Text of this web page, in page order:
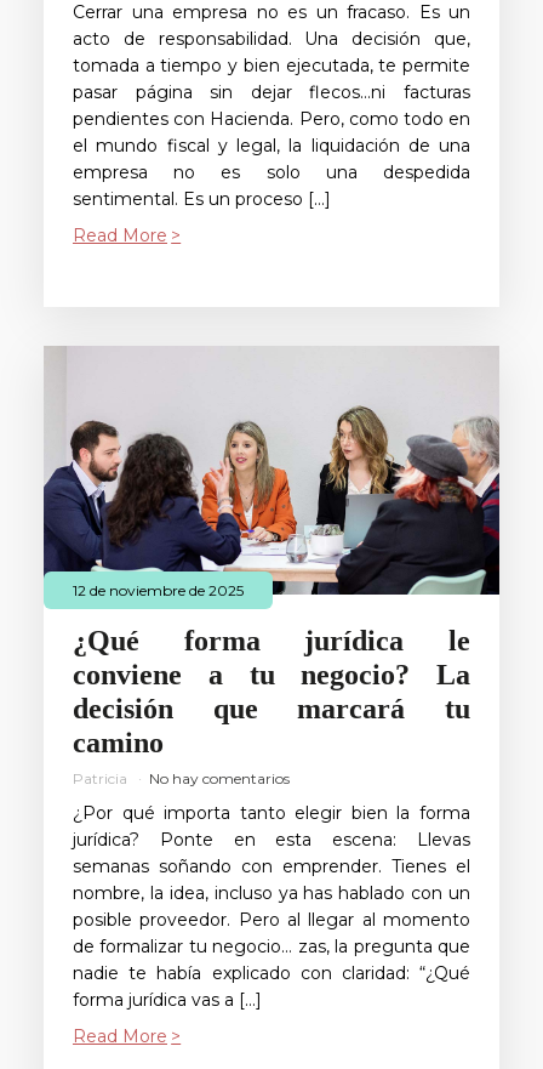
Cerrar una empresa no es un fracaso. Es un
acto de responsabilidad. Una decisión que,
tomada a tiempo y bien ejecutada, te permite
pasar página sin dejar flecos…ni facturas
pendientes con Hacienda. Pero, como todo en
el mundo fiscal y legal, la liquidación de una
empresa no es solo una despedida
sentimental. Es un proceso […]
Read More
12 de noviembre de 2025
¿Qué forma jurídica le
conviene a tu negocio? La
decisión que marcará tu
camino
Patricia No hay comentarios
¿Por qué importa tanto elegir bien la forma
jurídica? Ponte en esta escena: Llevas
semanas soñando con emprender. Tienes el
nombre, la idea, incluso ya has hablado con un
posible proveedor. Pero al llegar al momento
de formalizar tu negocio… zas, la pregunta que
nadie te había explicado con claridad: “¿Qué
forma jurídica vas a […]
Read More